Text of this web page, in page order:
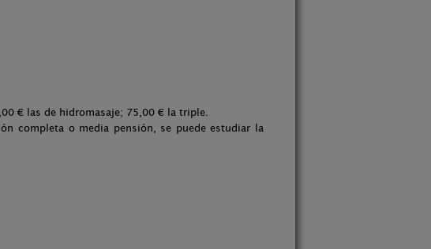
€ las de hidromasaje; 75,00 € la triple.
completa o media pensión, se puede estudiar la